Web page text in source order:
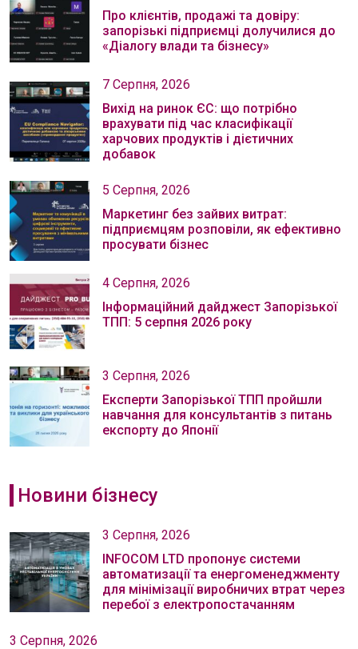
Про клієнтів, продажі та довіру:
запорізькі підприємці долучилися до
«Діалогу влади та бізнесу»
7 Серпня, 2026
Вихід на ринок ЄС: що потрібно
врахувати під час класифікації
харчових продуктів і дієтичних
добавок
5 Серпня, 2026
Маркетинг без зайвих витрат:
підприємцям розповіли, як ефективно
просувати бізнес
4 Серпня, 2026
Інформаційний дайджест Запорізької
ТПП: 5 серпня 2026 року
3 Серпня, 2026
Експерти Запорізької ТПП пройшли
навчання для консультантів з питань
експорту до Японії
Новини бізнесу
3 Серпня, 2026
INFOCOM LTD пропонує системи
автоматизації та енергоменеджменту
для мінімізації виробничих втрат через
перебої з електропостачанням
3 Серпня, 2026